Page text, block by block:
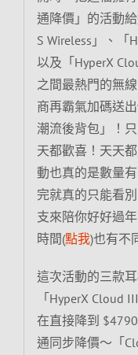
通降價」的活動
S Wireless」、「
以及「HyperX
之間最熱門的無
商再霸氣加碼送
潮流後背包」！
天都歡喜！天天
動也真的是數量
完就真的只能看
支來陪你好好過
時間(點我)也有不
這次活動的三款
「HyperX Cloud
在直接降到
通同步降價～「